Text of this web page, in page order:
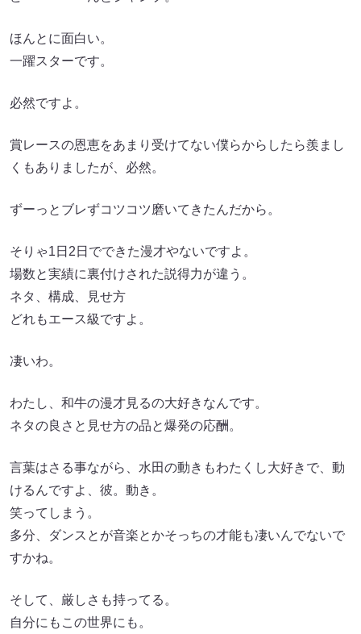
ほんとに面白い。
一躍スターです。
必然ですよ。
賞レースの恩恵をあまり受けてない僕らからしたら羨まし
くもありましたが、必然。
ずーっとブレずコツコツ磨いてきたんだから。
そりゃ1日2日でできた漫才やないですよ。
場数と実績に裏付けされた説得力が違う。
ネタ、構成、見せ方
どれもエース級ですよ。
凄いわ。
わたし、和牛の漫才見るの大好きなんです。
ネタの良さと見せ方の品と爆発の応酬。
言葉はさる事ながら、水田の動きもわたくし大好きで、動
けるんですよ、彼。動き。
笑ってしまう。
多分、ダンスとが音楽とかそっちの才能も凄いんでないで
すかね。
そして、厳しさも持ってる。
自分にもこの世界にも。